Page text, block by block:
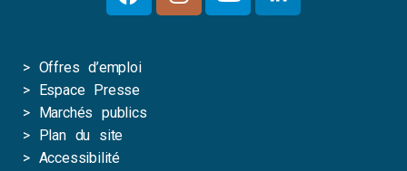
> Offres d’emploi
> Espace Presse
> Marchés publics
> Plan du site
> Accessibilité